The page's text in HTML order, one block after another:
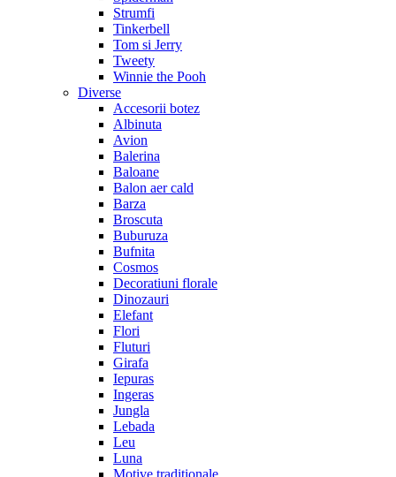
Strumfi
Tinkerbell
Tom si Jerry
Tweety
Winnie the Pooh
Diverse
Accesorii botez
Albinuta
Avion
Balerina
Baloane
Balon aer cald
Barza
Broscuta
Buburuza
Bufnita
Cosmos
Decoratiuni florale
Dinozauri
Elefant
Flori
Fluturi
Girafa
Iepuras
Ingeras
Jungla
Lebada
Leu
Luna
Motive traditionale